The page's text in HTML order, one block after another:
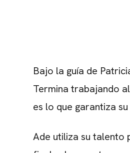
Bajo la guía de
Termina trabajando
es lo que garantiza
Ade utiliza su talento